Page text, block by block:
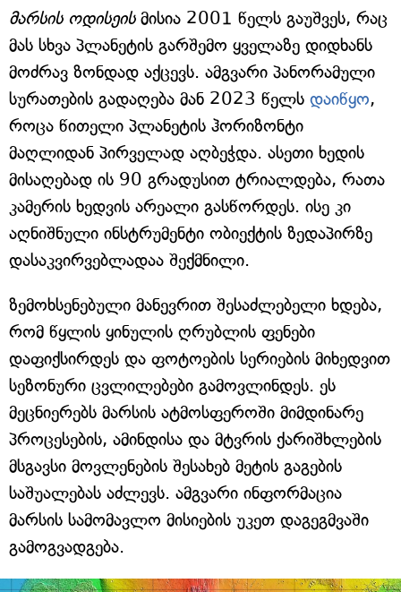
მარსის ოდისეისმისია 2001 წელს გაუშვეს, რაც
მას სხვა პლანეტის გარშემო ყველაზე დიდხანს
მოძრავ ზონდად აქცევს. ამგვარი პანორამული
სურათების გადაღება მან 2023 წელს დაიწყო,
როცა წითელი პლანეტის ჰორიზონტი
მაღლიდან პირველად აღბეჭდა. ასეთი ხედის
მისაღებად ის 90 გრადუსით ტრიალდება, რათა
კამერის ხედვის არეალი გასწორდეს. ისე კი
აღნიშნული ინსტრუმენტი ობიექტის ზედაპირზე
დასაკვირვებლადაა შექმნილი.
ზემოხსენებული მანევრით შესაძლებელი ხდება,
რომ წყლის ყინულის ღრუბლის ფენები
დაფიქსირდეს და ფოტოების სერიების მიხედვით
სეზონური ცვლილებები გამოვლინდეს. ეს
მეცნიერებს მარსის ატმოსფეროში მიმდინარე
პროცესების, ამინდისა და მტვრის ქარიშხლების
მსგავსი მოვლენების შესახებ მეტის გაგების
საშუალებას აძლევს. ამგვარი ინფორმაცია
მარსის სამომავლო მისიების უკეთ დაგეგმვაში
გამოგვადგება.